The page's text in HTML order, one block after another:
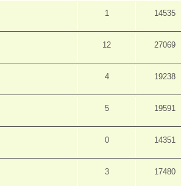
1 14535
12 27069
4 19238
5 19591
0 14351
3 17480